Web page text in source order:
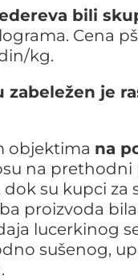
bili
Cena
kg.
zabeležen je
objektima na
na prethodni
dok su kupci
proizvoda bila
lucerkinog
sušenog,